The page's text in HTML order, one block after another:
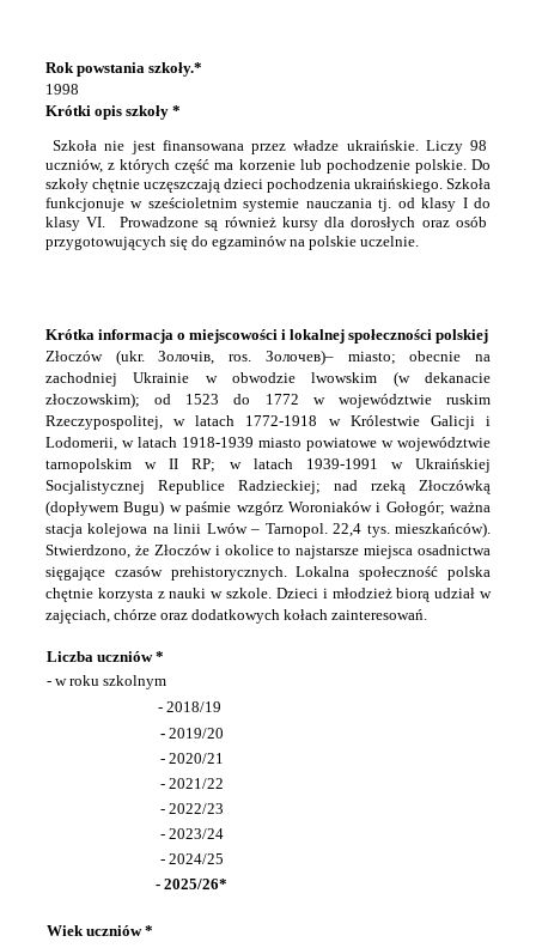
Rok powstania szkoły.*
1998
Krótki opis szkoły *
Szkoła nie jest finansowana przez władze ukraińskie. Liczy 98
uczniów, z których część ma korzenie lub pochodzenie polskie. Do
szkoły chętnie uczęszczają dzieci pochodzenia ukraińskiego. Szkoła
funkcjonuje w sześcioletnim systemie nauczania tj. od klasy I do
klasy VI.
Prowadzone są również kursy dla dorosłych oraz osób
przygotowujących się do egzaminów na polskie uczelnie.
Krótka informacja o miejscowości i lokalnej społeczności polskiej
Złoczów (ukr. Золочів, ros. Золочев)– miasto; obecnie na
zachodniej Ukrainie w obwodzie lwowskim (w dekanacie
złoczowskim); od 1523 do 1772 w województwie ruskim
Rzeczypospolitej, w latach 1772-1918 w Królestwie Galicji i
Lodomerii, w latach 1918-1939 miasto powiatowe w województwie
tarnopolskim w II RP; w latach 1939-1991 w Ukraińskiej
Socjalistycznej Republice Radzieckiej; nad rzeką Złoczówką
(dopływem Bugu) w paśmie wzgórz Woroniaków i Gołogór; ważna
stacja kolejowa na linii Lwów – Tarnopol. 22,4 tys. mieszkańców).
Stwierdzono, że Złoczów i okolice to najstarsze miejsca osadnictwa
sięgające czasów prehistorycznych. Lokalna społeczność polska
chętnie korzysta z nauki w szkole. Dzieci i młodzież biorą udział w
zajęciach, chórze oraz dodatkowych kołach zainteresowań.
Liczba uczniów *
- w roku szkolnym
- 2018/19
- 2019/20
- 2020/21
- 2021/22
- 2022/23
- 2023/24
- 2024/25
- 2025/26*
Wiek uczniów *